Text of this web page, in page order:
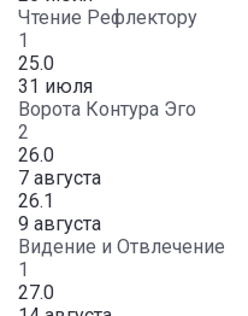
Чтение Рефлектору
1
25.0
31 июля
Ворота Контура Эго
2
26.0
7 августа
26.1
9 августа
Видение и Отвлечение
1
27.0